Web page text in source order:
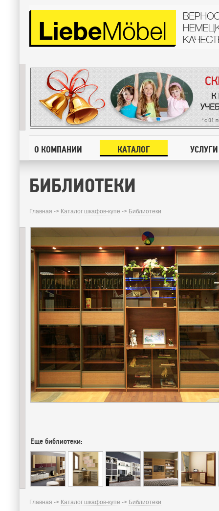
О КОМПАНИИ КАТАЛОГ УСЛУГИ
БИБЛИОТЕКИ
Главная -> Каталог шкафов-купе -> Библиотеки
Еще библиотеки:
Главная -> Каталог шкафов-купе -> Библиотеки